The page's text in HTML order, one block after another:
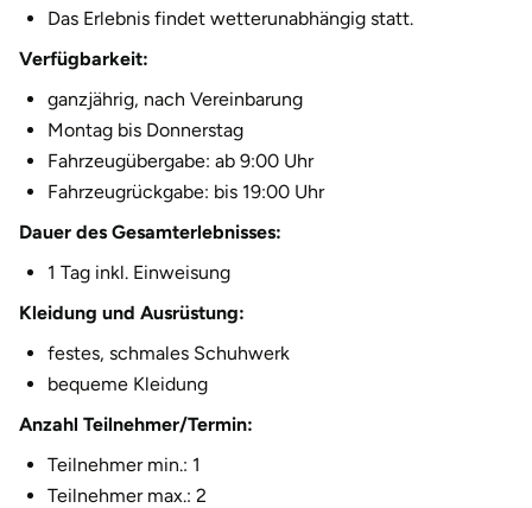
Das Erlebnis findet wetterunabhängig statt.
Verfügbarkeit:
ganzjährig, nach Vereinbarung
Montag bis Donnerstag
Fahrzeugübergabe: ab 9:00 Uhr
Fahrzeugrückgabe: bis 19:00 Uhr
Dauer des Gesamterlebnisses:
1 Tag inkl. Einweisung
Kleidung und Ausrüstung:
festes, schmales Schuhwerk
bequeme Kleidung
Anzahl Teilnehmer/Termin:
Teilnehmer min.: 1
Teilnehmer max.: 2
Heilbronn
Heldburg
Herzogenaurach
Herzogtum Lauenburg
Horb am Neckar
Ibbenbüren
Ingolstadt
Jena